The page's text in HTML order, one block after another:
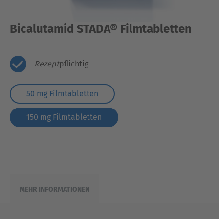
Bicalutamid STADA® Filmtabletten
Rezeptpflichtig
50 mg Filmtabletten
150 mg Filmtabletten
MEHR INFORMATIONEN